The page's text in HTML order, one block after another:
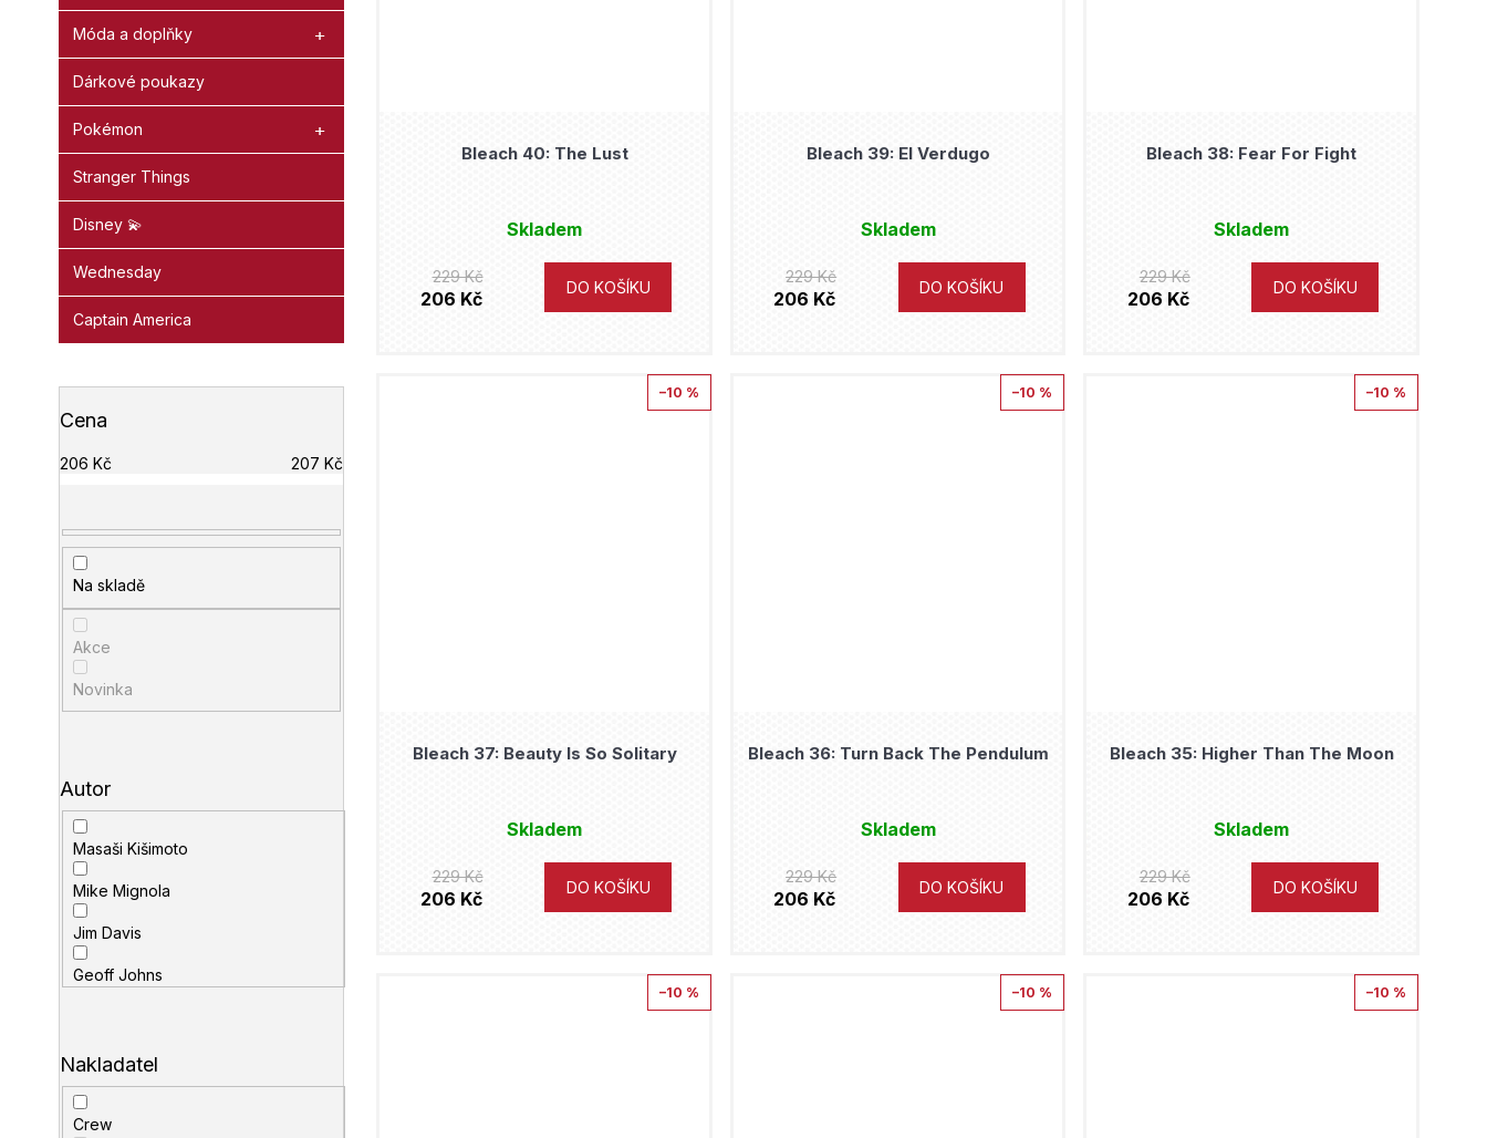
Móda a doplňky
Dárkové poukazy
Pokémon
Stranger Things
Disney 💫
Wednesday
Captain America
Cena
206 Kč 207 Kč
Na skladě
Akce
Novinka
Autor
Masaši Kišimoto
Mike Mignola
Jim Davis
Geoff Johns
Scott Snyder
Brian Azzarello
Nakladatel
Crew
Bleach 40: The Lust
Skladem
229 Kč
206 Kč
DO KOŠÍKU
Bleach 39: El Verdugo
Skladem
229 Kč
206 Kč
DO KOŠÍKU
Bleach 38: Fear For Fight
Skladem
229 Kč
206 Kč
DO KOŠÍKU
–10 %
Bleach 37: Beauty Is So Solitary
Skladem
229 Kč
206 Kč
DO KOŠÍKU
–10 %
Bleach 36: Turn Back The Pendulum
Skladem
229 Kč
206 Kč
DO KOŠÍKU
–10 %
Bleach 35: Higher Than The Moon
Skladem
229 Kč
206 Kč
DO KOŠÍKU
–10 % –10 % –10 %